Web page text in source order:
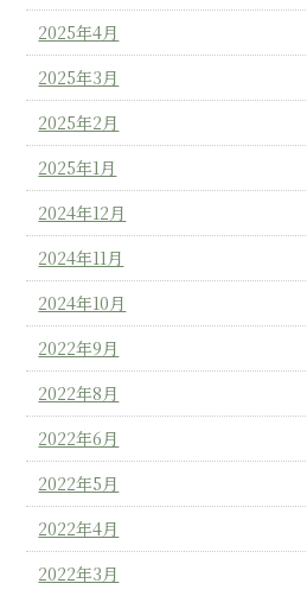
2025年4月
2025年3月
2025年2月
2025年1月
2024年12月
2024年11月
2024年10月
2022年9月
2022年8月
2022年6月
2022年5月
2022年4月
2022年3月